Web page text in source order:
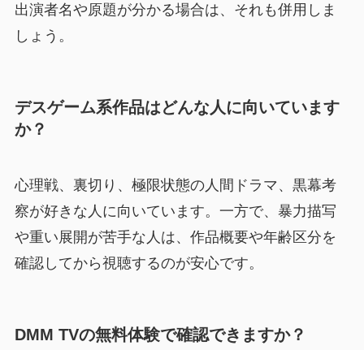
出演者名や原題が分かる場合は、それも併用しま
しょう。
デスゲーム系作品はどんな人に向いています
か？
心理戦、裏切り、極限状態の人間ドラマ、黒幕考
察が好きな人に向いています。一方で、暴力描写
や重い展開が苦手な人は、作品概要や年齢区分を
確認してから視聴するのが安心です。
DMM TVの無料体験で確認できますか？